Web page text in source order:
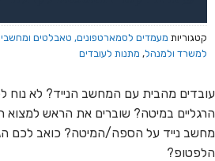
קטגוריות מעמדים לסמארטפונים, טאבלטים
למשרד ולמנהל, מתנות לעובדים
עובדים מהבית עם המחשב הנייד? לא נוח
הרגליים במיטה? שוברים את הראש
מחשב נייד על הספה/המיטה? כואב לכם
הלפטופ?